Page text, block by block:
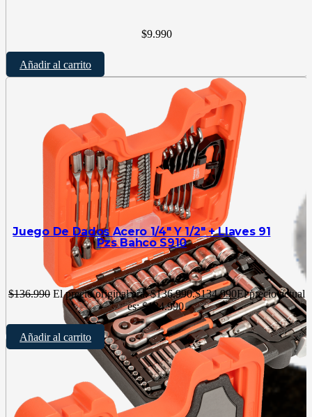
$9.990
Añadir al carrito
Juego De Dados Acero 1/4″ Y 1/2″ + Llaves 91
Pzs Bahco S910
$136.990 El precio original era: $136.990.$134.990El precio actual
es: $134.990.
Añadir al carrito